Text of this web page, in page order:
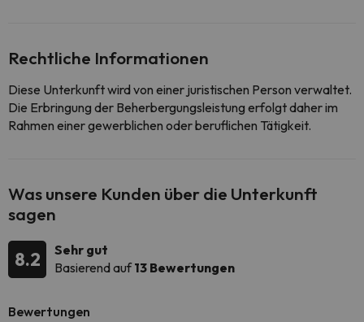
Rechtliche Informationen
Diese Unterkunft wird von einer juristischen Person verwaltet.
Die Erbringung der Beherbergungsleistung erfolgt daher im
Rahmen einer gewerblichen oder beruflichen Tätigkeit.
Was unsere Kunden über die Unterkunft
sagen
8.2
Sehr gut
Basierend auf13 Bewertungen